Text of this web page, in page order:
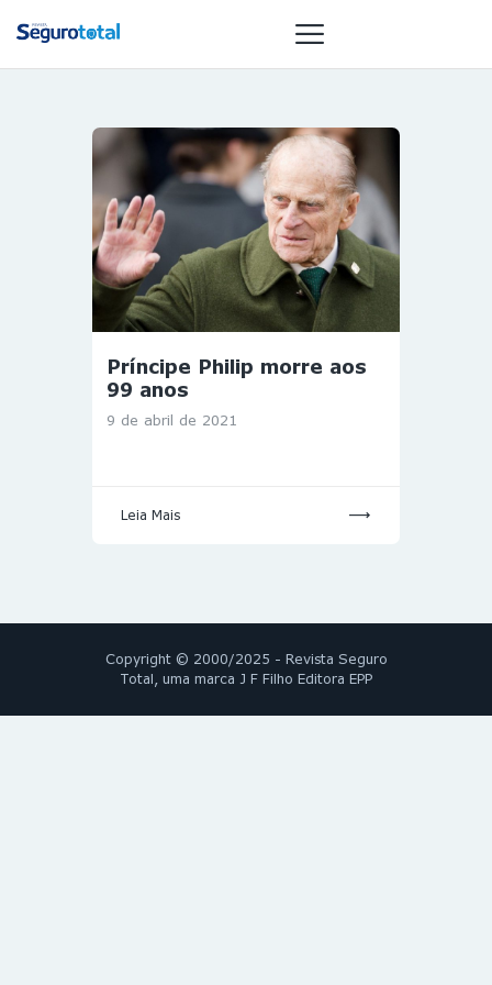
NOTÍCIAS
REVISTA
ESPECIAIS
GAIVOTA DE
OURO
ST SUMMIT
GESTORAS
HOMEST
Príncipe Philip morre aos
99 anos
9 de abril de 2021
Leia Mais
Copyright © 2000/2025 - Revista Seguro
Total, uma marca J F Filho Editora EPP